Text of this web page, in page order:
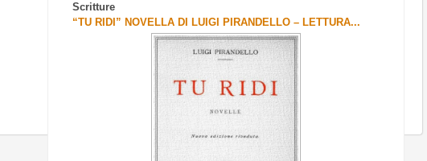
Scritture
“TU RIDI” NOVELLA DI LUIGI PIRANDELLO – LETTURA...